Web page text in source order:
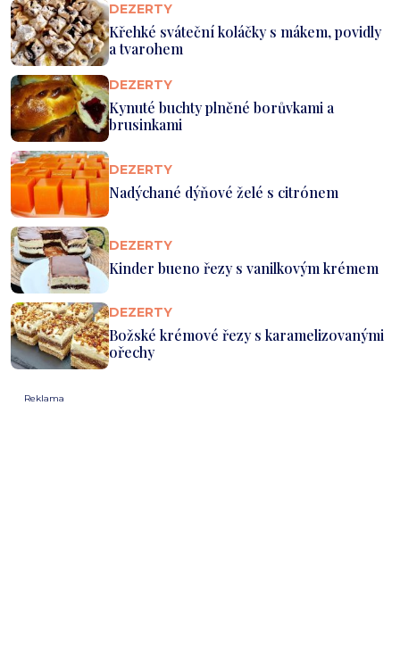
DEZERTY
Křehké sváteční koláčky s mákem, povidly
a tvarohem
DEZERTY
Kynuté buchty plněné borůvkami a
brusinkami
DEZERTY
Nadýchané dýňové želé s citrónem
DEZERTY
Kinder bueno řezy s vanilkovým krémem
DEZERTY
Božské krémové řezy s karamelizovanými
ořechy
Reklama